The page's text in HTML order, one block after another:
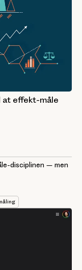
at effekt-måle
disciplinen – men